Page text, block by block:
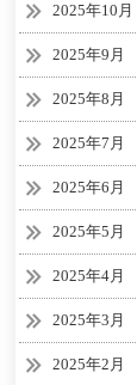
2025年10月
2025年9月
2025年8月
2025年7月
2025年6月
2025年5月
2025年4月
2025年3月
2025年2月